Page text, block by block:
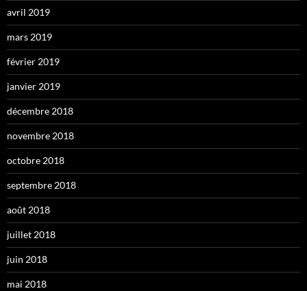
avril 2019
mars 2019
février 2019
janvier 2019
décembre 2018
novembre 2018
octobre 2018
septembre 2018
août 2018
juillet 2018
juin 2018
mai 2018